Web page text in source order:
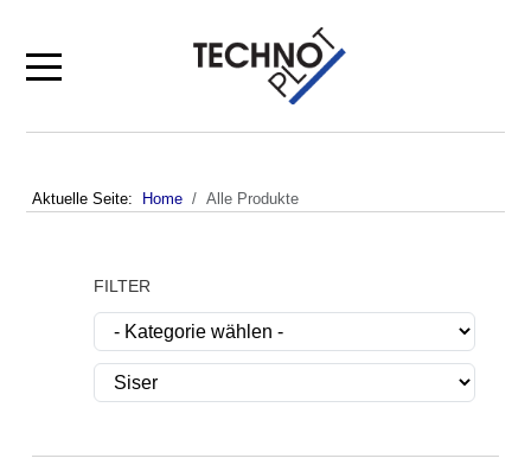
Mobile Menu Toggle
Aktuelle Seite: Home Alle Produkte
FILTER